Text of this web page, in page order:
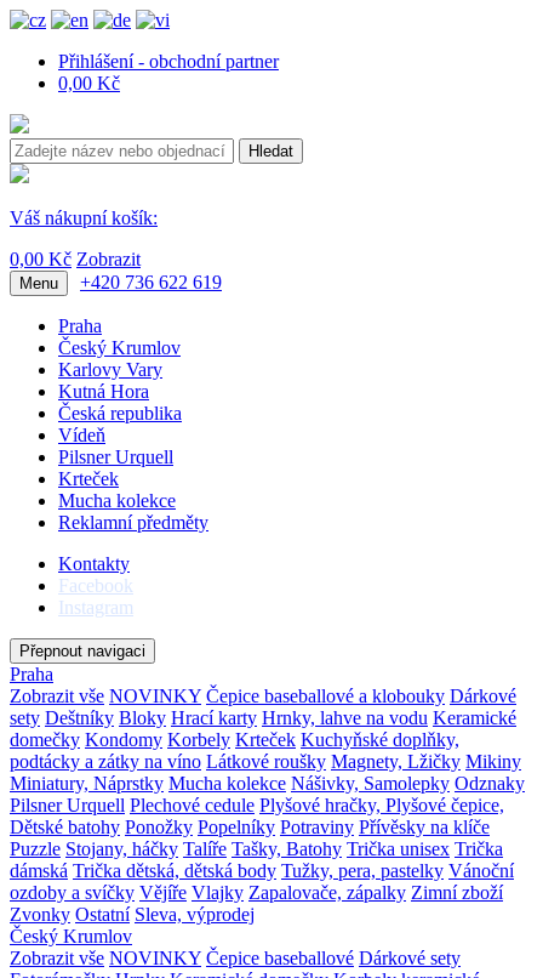
Přihlášení - obchodní partner
0,00 Kč
Hledat
Váš nákupní košík:
0,00 Kč Zobrazit
Menu +420 736 622 619
Praha
Český Krumlov
Karlovy Vary
Kutná Hora
Česká republika
Vídeň
Pilsner Urquell
Krteček
Mucha kolekce
Reklamní předměty
Kontakty
Facebook
Instagram
Přepnout navigaci
Praha
Zobrazit vše NOVINKY Čepice baseballové a klobouky Dárkové
sety Deštníky Bloky Hrací karty Hrnky, lahve na vodu Keramické
domečky Kondomy Korbely Krteček Kuchyňské doplňky,
podtácky a zátky na víno Látkové roušky Magnety, Lžičky Mikiny
Miniatury, Náprstky Mucha kolekce Nášivky, Samolepky Odznaky
Pilsner Urquell Plechové cedule Plyšové hračky, Plyšové čepice,
Dětské batohy Ponožky Popelníky Potraviny Přívěsky na klíče
Puzzle Stojany, háčky Talíře Tašky, Batohy Trička unisex Trička
dámská Trička dětská, dětská body Tužky, pera, pastelky Vánoční
ozdoby a svíčky Vějíře Vlajky Zapalovače, zápalky Zimní zboží
Zvonky Ostatní Sleva, výprodej
Český Krumlov
Zobrazit vše NOVINKY Čepice baseballové Dárkové sety